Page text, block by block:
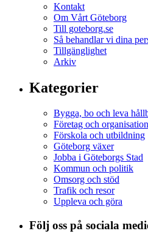
Kontakt
Om Vårt Göteborg
Till goteborg.se
Så behandlar vi dina
Tillgänglighet
Arkiv
Kategorier
Bygga, bo och leva
Företag och
Förskola och utbildning
Göteborg växer
Jobba i Göteborgs Stad
Kommun och politik
Omsorg och stöd
Trafik och resor
Uppleva och göra
Följ oss på sociala